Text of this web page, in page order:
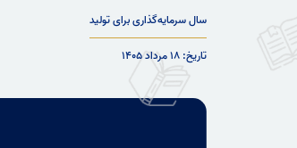
سال سرمایه‌گذاری برای تولید
تاریخ: ۱۸ مرداد ۱۴۰۵